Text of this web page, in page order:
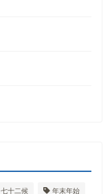
七十二候 年末年始